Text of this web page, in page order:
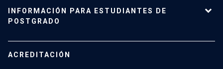
Investigación
Vinculación con el medio
Contacto
Mujeres en el Instituto
INFORMACIÓN PARA ESTUDIANTES DE
POSTGRADO
ACREDITACIÓN